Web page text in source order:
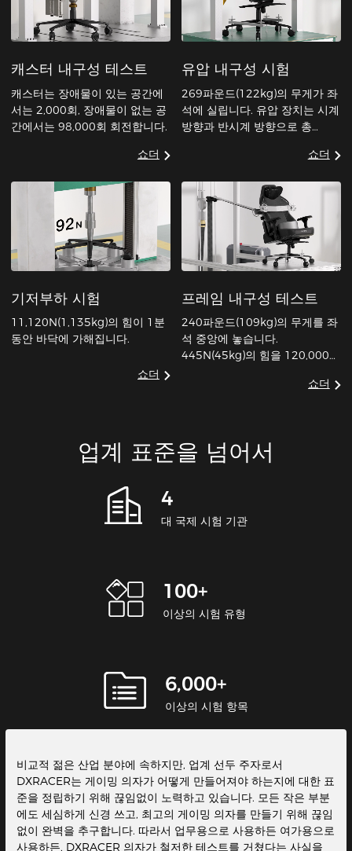
캐스터 내구성 테스트
캐스터는 장애물이 있는 공간에
서는 2,000회, 장애물이 없는 공
간에서는 98,000회 회전합니다.
쇼더
유압 내구성 시험
269파운드(122kg)의 무게가 좌
석에 실립니다. 유압 장치는 시계
방향과 반시계 방향으로 총
쇼더
기저부하 시험
11,120N(1,135kg)의 힘이 1분
동안 바닥에 가해집니다.
쇼더
프레임 내구성 테스트
240파운드(109kg)의 무게를 좌
석 중앙에 놓습니다.
445N(45kg)의 힘을 120,000회
당 10~30회가 평균 속도입니다.
쇼더
업계 표준을 넘어서
4
대 국제 시험 기관
100+
이상의 시험 유형
6,000+
이상의 시험 항목
비교적 젊은 산업 분야에 속하지만, 업계 선두 주자로서
DXRACER는 게이밍 의자가 어떻게 만들어져야 하는지에 대한 표
준을 정립하기 위해 끊임없이 노력하고 있습니다. 모든 작은 부분
에도 세심하게 신경 쓰고, 최고의 게이밍 의자를 만들기 위해 끊임
없이 완벽을 추구합니다. 따라서 업무용으로 사용하든 여가용으로
사용하든, DXRACER 의자가 철저한 테스트를 거쳤다는 사실을